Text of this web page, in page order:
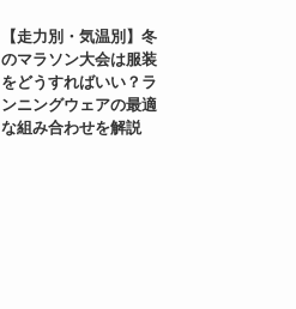
【走力別・気温別】冬
のマラソン大会は服装
をどうすればいい？ラ
ンニングウェアの最適
な組み合わせを解説